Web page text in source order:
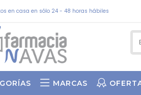
en casa en sólo 24 - 48 horas hábiles
MARCAS